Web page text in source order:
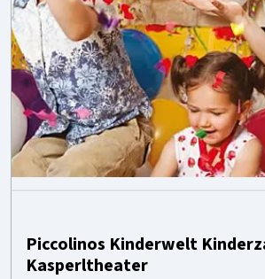
Piccolinos Kinderwelt
Kasperltheater